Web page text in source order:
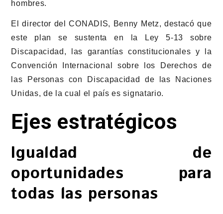
hombres.
El director del CONADIS, Benny Metz, destacó que
este plan se sustenta en la Ley 5-13 sobre
Discapacidad, las garantías constitucionales y la
Convención Internacional sobre los Derechos de
las Personas con Discapacidad de las Naciones
Unidas, de la cual el país es signatario.
Ejes estratégicos
Igualdad de
oportunidades para
todas las personas